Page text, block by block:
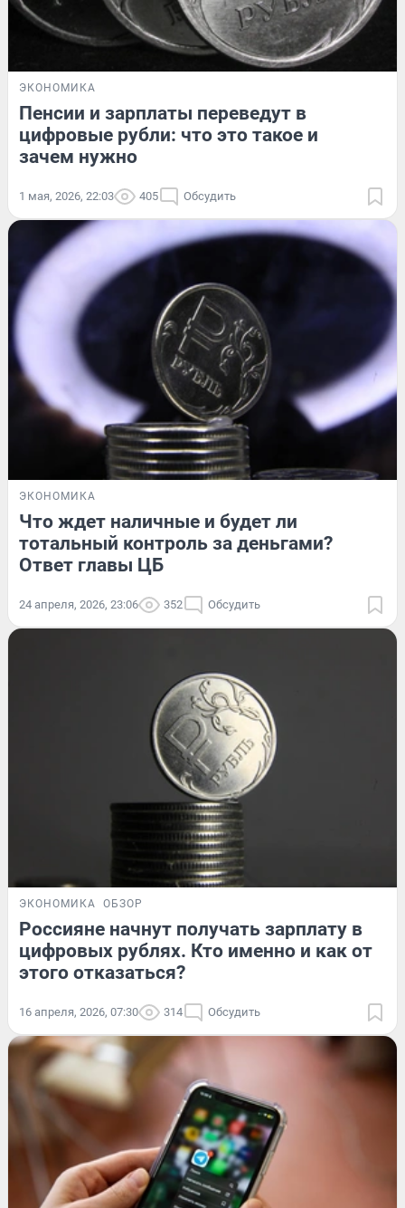
ЭКОНОМИКА
Пенсии и зарплаты переведут в
цифровые рубли: что это такое и
зачем нужно
1 мая, 2026, 22:03 405 Обсудить
ЭКОНОМИКА
Что ждет наличные и будет ли
тотальный контроль за деньгами?
Ответ главы ЦБ
24 апреля, 2026, 23:06 352 Обсудить
ЭКОНОМИКА ОБЗОР
Россияне начнут получать зарплату в
цифровых рублях. Кто именно и как от
этого отказаться?
16 апреля, 2026, 07:30 314 Обсудить